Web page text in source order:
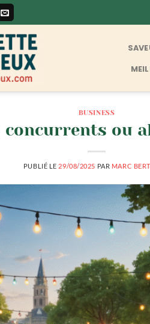
BUSINESS
ou
PUBLIÉ LE 29/08/2025 PAR MARC